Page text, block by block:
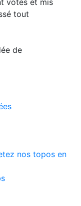
votés et mis
tout
de
nos topos en